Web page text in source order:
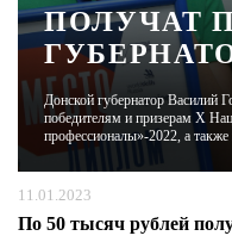
ПОЛУЧАТ
Донской губернатор Василий
победителям и призерам X
профессионалы»-2022, а
11.01.2023
По 50 тысяч рублей